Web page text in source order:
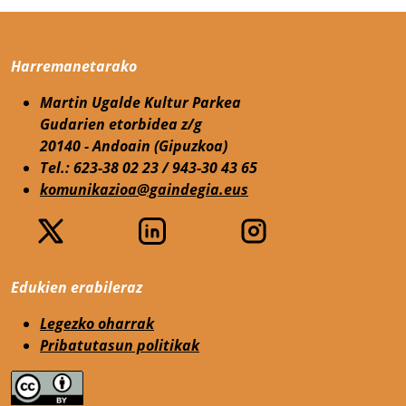
Harremanetarako
Martin Ugalde Kultur Parkea
Gudarien etorbidea z/g
20140 - Andoain (Gipuzkoa)
Tel.: 623-38 02 23 / 943-30 43 65
komunikazioa@gaindegia.eus
Edukien erabileraz
Legezko oharrak
Pribatutasun politikak